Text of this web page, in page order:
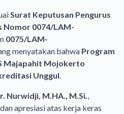
Surat Keputusan Pengurus
Nomor 0074/LAM-
0075/LAM-
menyatakan bahwa Program
Majapahit Mojokerto
Unggul.
Nurwidji, M.HA., M.Si.,
apresiasi atas kerja keras